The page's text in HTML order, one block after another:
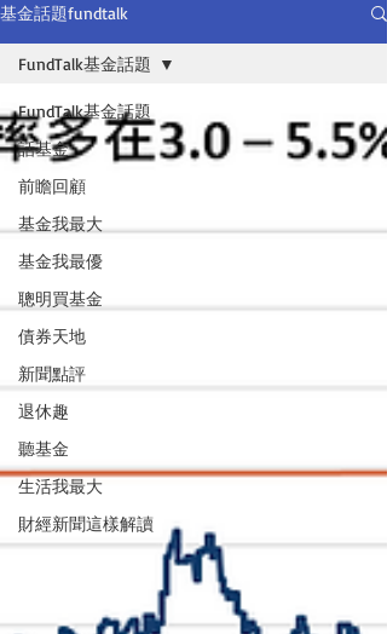
基金話題fundtalk
FundTalk基金話題
話基金
前瞻回顧
基金我最大
基金我最優
聰明買基金
債券天地
新聞點評
退休趣
聽基金
生活我最大
財經新聞這樣解讀
FundTalk基金話題